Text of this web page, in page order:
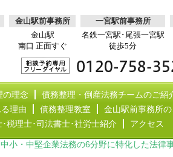
金山駅前事務所
金山駅
南口 正面すぐ
一宮駅前事務所
名鉄一宮駅･尾張一宮駅
徒歩5分
の理念
債務整理・倒産法務チームのご紹
理由 債務整理教室
金山駅前事務所
･税理士･司法書士･社労士紹介 アクセス
・中堅企業法務の6分野に特化した法律事